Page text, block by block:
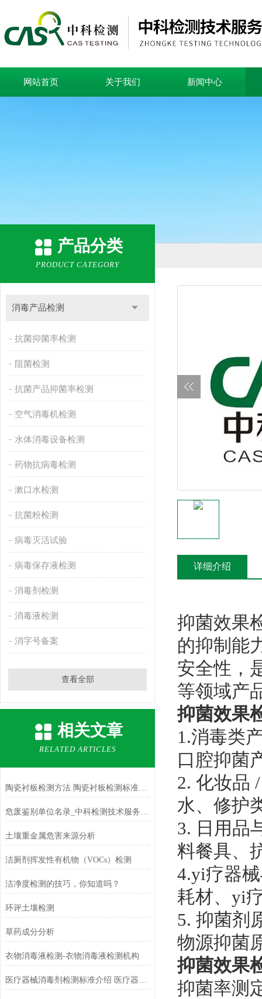
网站首页 关于我们 新闻中心
产品分类
PRODUCT CATEGORY
消毒产品检测
抗菌抑菌率检测
阻菌检测
抗菌产品抑菌率检测
空气消毒机检测
水体消毒设备检测
药物抗病毒检测
漱口水检测
抗菌粉检测
病毒灭活试验
病毒保存液检测
消毒剂检测
消毒液检测
消字号备案
查看全部
相关文章
RELATED ARTICLES
陶瓷衬板检测方法 陶瓷衬板检测标准介绍
危废鉴别单位名录_中科检测技术服务有限公司
土壤重金属危害来源分析
洁厕剂挥发性有机物（VOCs）检测
洁净度检测的技巧，你知道吗？
环评土壤检测
草药成分分析
衣物消毒液检测-衣物消毒液检测机构
医疗器械消毒剂检测标准介绍 医疗器械消毒剂检测方法大全
详细介绍
抑菌效果
的抑制能
安全性，
等领域产
抑菌效果
1.消毒类
口腔抑菌
2. 化妆品
水、修护
3. 日用品
料餐具、
4.yi疗器
耗材、yi
5. 抑菌剂
物源抑菌
抑菌效果
抑菌率测